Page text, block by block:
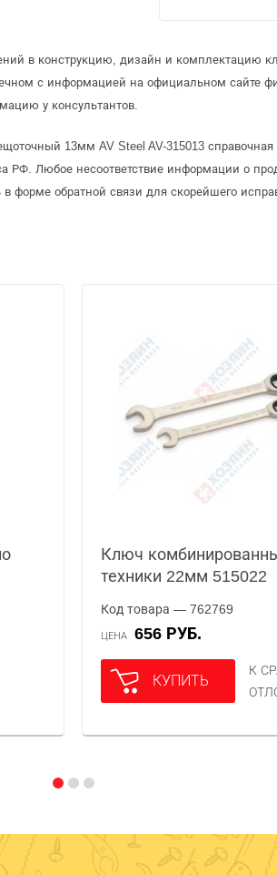
в конструкцию, дизайн и комплектацию
с информацией на официальном сайте
у консультантов.
13мм AV Steel AV-315013 справочная
РФ. Любое несоответствие информации о
форме обратной связи для скорейшего
Ключ
техники 22мм 515022
Код товара — 762769
ЦЕНА 656 РУБ.
КУПИТЬ
К